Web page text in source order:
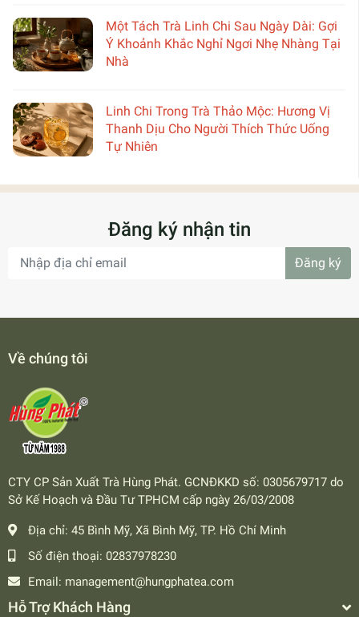
Một Tách Trà Linh Chi Sau Ngày Dài: Gợi
Ý Khoảnh Khắc Nghỉ Ngơi Nhẹ Nhàng Tại
Nhà
Linh Chi Trong Trà Thảo Mộc: Hương Vị
Thanh Dịu Cho Người Thích Thức Uống
Tự Nhiên
Đăng ký nhận tin
Đăng ký
Về chúng tôi
CTY CP Sản Xuất Trà Hùng Phát. GCNĐKKD số: 0305679717 do
Sở Kế Hoạch và Đầu Tư TPHCM cấp ngày 26/03/2008
Địa chỉ: 45 Bình Mỹ, Xã Bình Mỹ, TP. Hồ Chí Minh
Số điện thoại: 02837978230
Email: management@hungphatea.com
Hỗ Trợ Khách Hàng